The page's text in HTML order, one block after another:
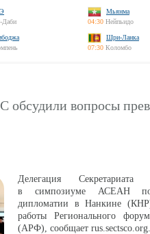
Даби
Мьянма
04:30 Нейпьидо
Шри-Ланка
07:30 Коломбо
обсудили вопросы
Делегация
в симпозиуме АСЕАН по
дипломатии в Нанкине
работы Регионального
(АРФ), сообщает rus.sectsco.org.